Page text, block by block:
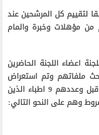
لتقييم كل المرشحين عند
من مؤهلات وخبرة والمام
اعضاء اللجنة الحاضرين
بحث ملفاتهم وتم استعراض
اسمائهم حيث تم الاتصال بهم من قبل وعددهم 9 اطباء الذين
وهم على النحو التالي: